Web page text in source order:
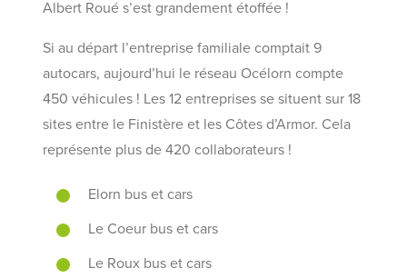
Albert Roué s’est grandement étoffée !
Si au départ l’entreprise familiale comptait 9
autocars, aujourd’hui le réseau Océlorn compte
450 véhicules ! Les 12 entreprises se situent sur 18
sites entre le Finistère et les Côtes d’Armor. Cela
représente plus de 420 collaborateurs !
Elorn bus et cars
Le Coeur bus et cars
Le Roux bus et cars